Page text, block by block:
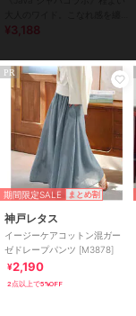
う ダブルバックポケットワイ
¥3,188
PR
期間限定SALE まとめ割
神戸レタス
イージーケアコットン混ガー
ゼドレープパンツ [M3878]
¥2,190
2点以上で5%OFF